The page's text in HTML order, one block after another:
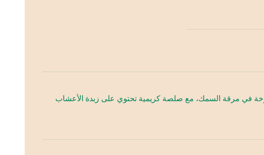
في مرقة السمك، مع صلصة كريمية تحتوي على زبدة الأعشاب